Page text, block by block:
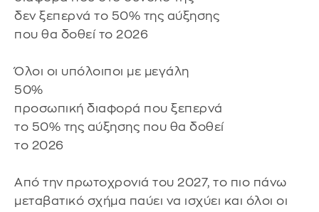
δεν ξεπερνά το 50% της αύξησης
που θα δοθεί το 2026
Όλοι οι υπόλοιποι με μεγάλη
50%
προσωπική διαφορά που ξεπερνά
το 50% της αύξησης που θα δοθεί
το 2026
Από την πρωτοχρονιά του 2027, το πιο πάνω
μεταβατικό σχήμα παύει να ισχύει και όλοι οι